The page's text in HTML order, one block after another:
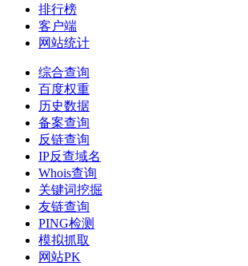
排行榜
客户端
网站统计
综合查询
百度权重
历史数据
备案查询
反链查询
IP反查域名
Whois查询
关键词挖掘
友链查询
PING检测
模拟抓取
网站PK